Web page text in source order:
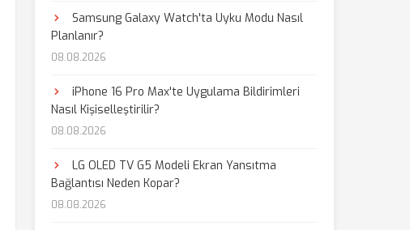
Samsung Galaxy Watch'ta Uyku Modu Nasıl
Planlanır?
08.08.2026
iPhone 16 Pro Max'te Uygulama Bildirimleri
Nasıl Kişiselleştirilir?
08.08.2026
LG OLED TV G5 Modeli Ekran Yansıtma
Bağlantısı Neden Kopar?
08.08.2026